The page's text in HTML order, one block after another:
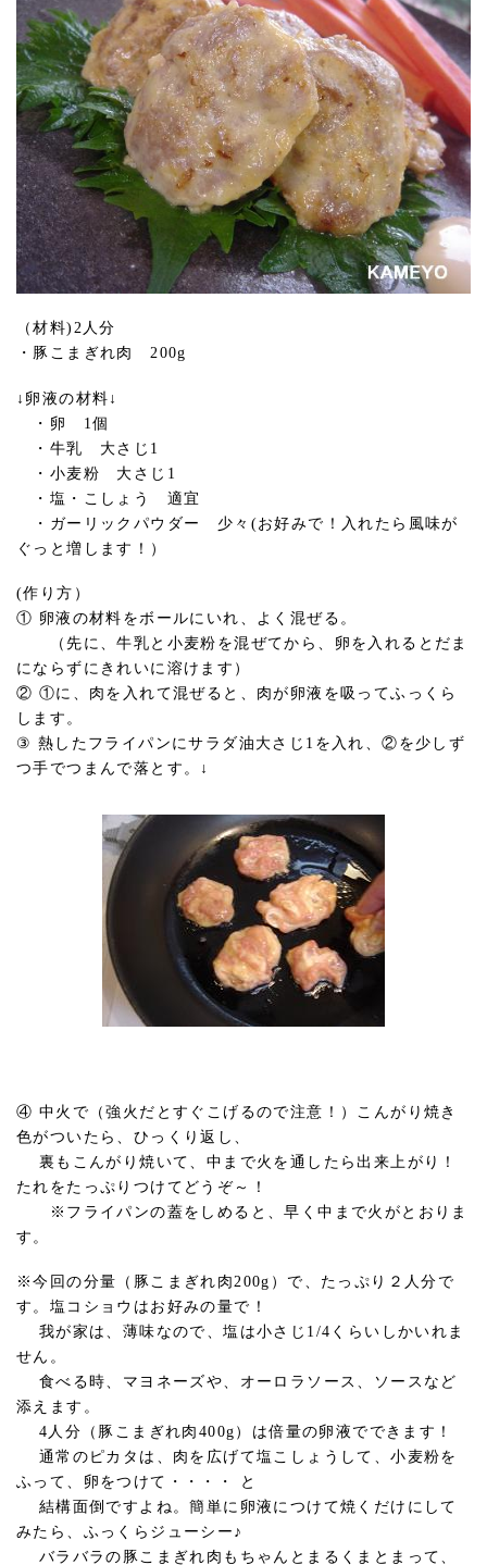
（材料)2人分
・豚こまぎれ肉 200g
↓卵液の材料↓
・卵 1個
・牛乳 大さじ1
・小麦粉 大さじ1
・塩・こしょう 適宜
・ガーリックパウダー 少々(お好みで！入れたら風味が
ぐっと増します！）
(作り方）
① 卵液の材料をボールにいれ、よく混ぜる。
（先に、牛乳と小麦粉を混ぜてから、卵を入れるとだま
にならずにきれいに溶けます）
② ①に、肉を入れて混ぜると、肉が卵液を吸ってふっくら
します。
③ 熱したフライパンにサラダ油大さじ1を入れ、②を少しず
つ手でつまんで落とす。↓
④ 中火で（強火だとすぐこげるので注意！）こんがり焼き
色がついたら、ひっくり返し、
裏もこんがり焼いて、中まで火を通したら出来上がり！
たれをたっぷりつけてどうぞ～！
※フライパンの蓋をしめると、早く中まで火がとおりま
す。
※今回の分量（豚こまぎれ肉200g）で、たっぷり２人分で
す。塩コショウはお好みの量で！
我が家は、薄味なので、塩は小さじ1/4くらいしかいれま
せん。
食べる時、マヨネーズや、オーロラソース、ソースなど
添えます。
4人分（豚こまぎれ肉400g）は倍量の卵液でできます！
通常のピカタは、肉を広げて塩こしょうして、小麦粉を
ふって、卵をつけて・・・・ と
結構面倒ですよね。簡単に卵液につけて焼くだけにして
みたら、ふっくらジューシー♪
バラバラの豚こまぎれ肉もちゃんとまるくまとまって、